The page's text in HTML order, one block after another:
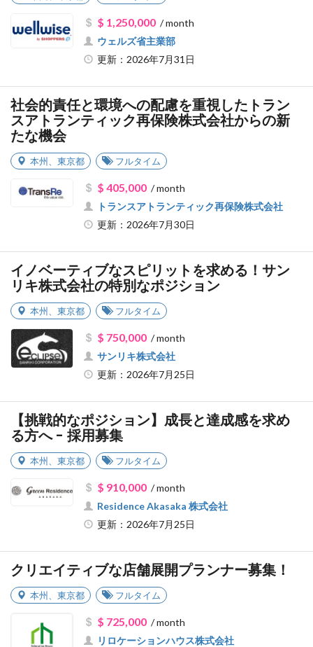
$ 1,250,000/ month
ウェルズ省主業部
更新：2026年7月31日
社会的責任と環境への配慮を重視したトラン
スアトランティック再保険株式会社からの新
たな機会
本州 東京都 フルタイム
$ 405,000/ month
トランスアトランティック再保険株式会社
更新：2026年7月30日
イノベーティブなスピリットを求める！サン
リキ株式会社の特別なポジション
本州 東京都 フルタイム
$ 750,000/ month
サンリキ株式会社
更新：2026年7月25日
【挑戦的なポジション】成長と達成感を求め
る方へ - 採用募集
本州 東京都 フルタイム
$ 910,000/ month
Residence Akasaka 株式会社
更新：2026年7月25日
クリエイティブな店舗展開プランナー募集！
本州 東京都 フルタイム
$ 725,000/ month
リロケーションハウス株式会社